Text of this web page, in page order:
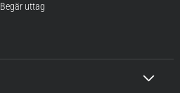
Begär uttag